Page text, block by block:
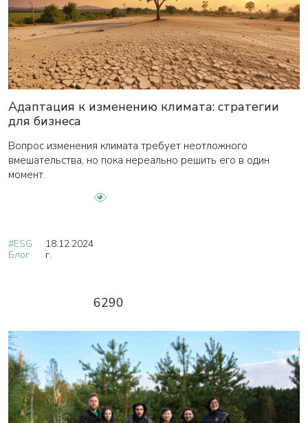
Адаптация к изменению климата: стратегии
для бизнеса
Вопрос изменения климата требует неотложного
вмешательства, но пока нереально решить его в один
момент.
#ESG
Блог
18.12.2024
г.
6290